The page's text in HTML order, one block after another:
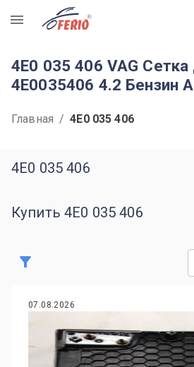
R
4E0 035 406 VAG
4E0035406 4.2 Бензин
Главная / 4E0 035 406
4E0 035 406
Купить 4E0 035 406
07.08.2026